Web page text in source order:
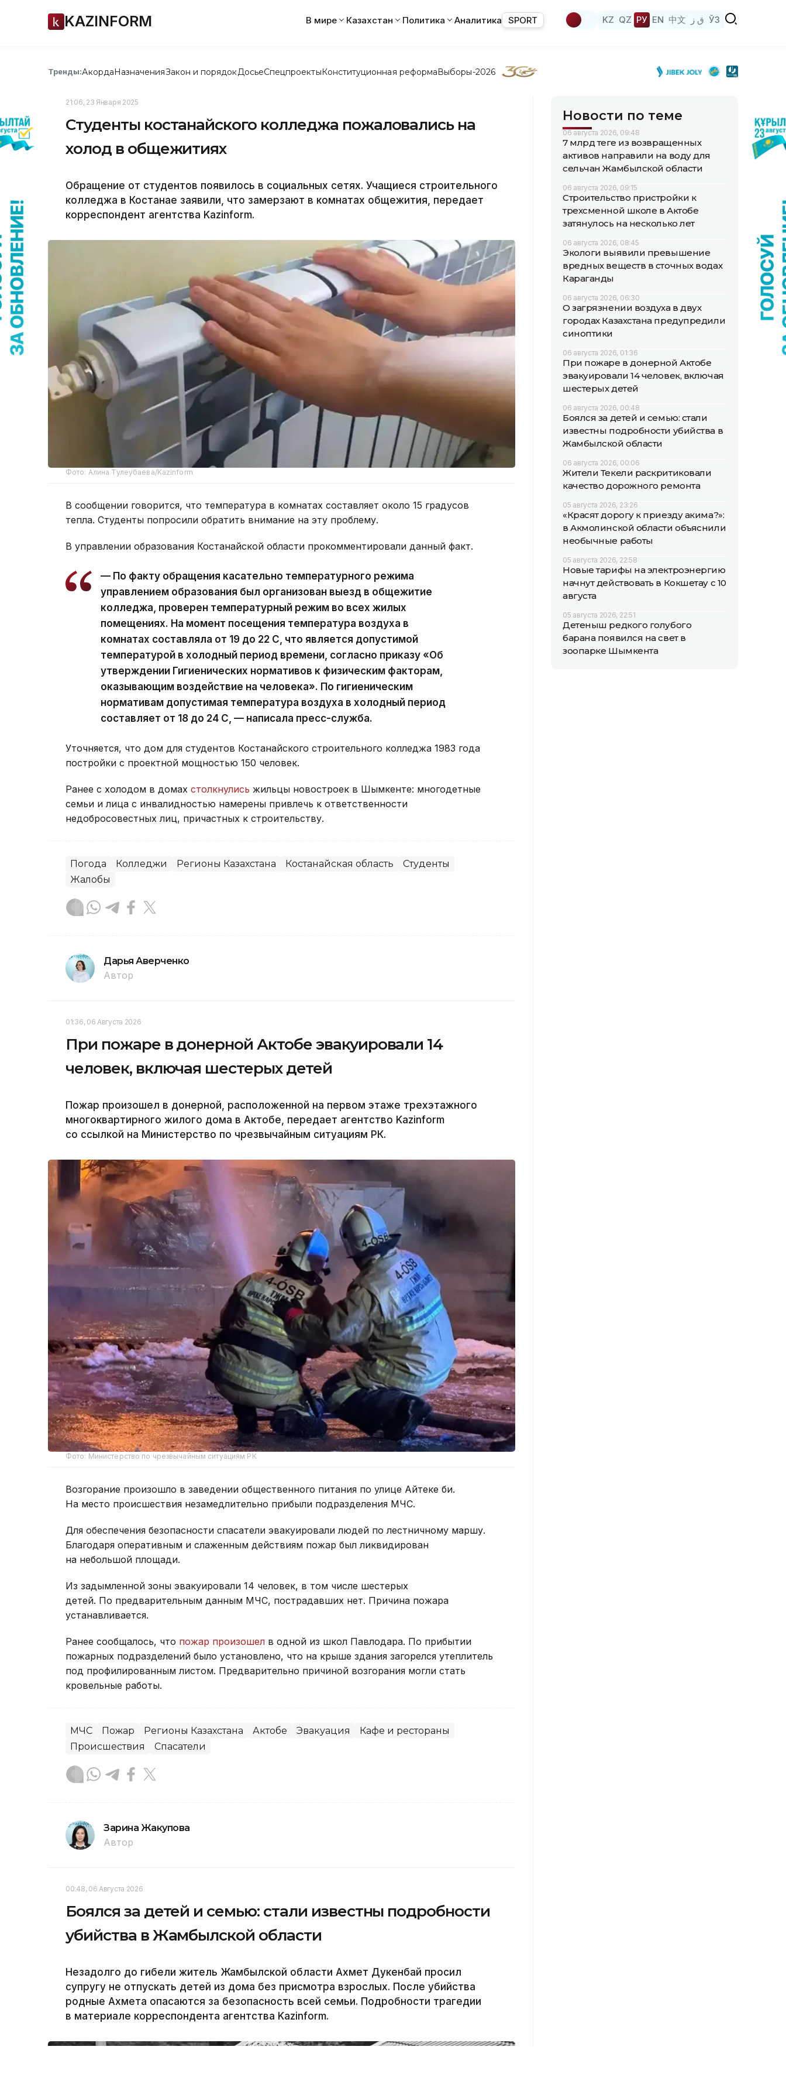
KAZINFORM В мире Казахстан Политика Аналитика SPORT KZ QZ РУ EN 中文 ق ز ЎЗ
Тренды:АкордаНазначенияЗакон и порядок ДосьеСпецпроектыКонституционная реформаВыборы-2026
21:06, 23 Января 2025
Студенты костанайского колледжа пожаловались на
холод в общежитиях
Обращение от студентов появилось в социальных сетях. Учащиеся строительного
колледжа в Костанае заявили, что замерзают в комнатах общежития, передает
корреспондент агентства Kazinform.
Фото: Алина Тулеубаева/Kazinform
В сообщении говорится, что температура в комнатах составляет около 15 градусов
тепла. Студенты попросили обратить внимание на эту проблему.
В управлении образования Костанайской области прокомментировали данный факт.
— По факту обращения касательно температурного режима
управлением образования был организован выезд в общежитие
колледжа, проверен температурный режим во всех жилых
помещениях. На момент посещения температура воздуха в
комнатах составляла от 19 до 22 С, что является допустимой
температурой в холодный период времени, согласно приказу «Об
утверждении Гигиенических нормативов к физическим факторам,
оказывающим воздействие на человека». По гигиеническим
нормативам допустимая температура воздуха в холодный период
составляет от 18 до 24 С, — написала пресс-служба.
Уточняется, что дом для студентов Костанайского строительного колледжа 1983 года
постройки с проектной мощностью 150 человек.
Ранее с холодом в домах столкнулись жильцы новостроек в Шымкенте: многодетные
семьи и лица с инвалидностью намерены привлечь к ответственности
недобросовестных лиц, причастных к строительству.
Погода Колледжи Регионы Казахстана Костанайская область
Студенты
Жалобы
Дарья Аверченко
Автор
01:36, 06 Августа 2026
При пожаре в донерной Актобе эвакуировали 14
человек, включая шестерых детей
Пожар произошел в донерной, расположенной на первом этаже трехэтажного
многоквартирного жилого дома в Актобе, передает агентство Kazinform
со ссылкой на Министерство по чрезвычайным ситуациям РК.
Фото: Министерство по чрезвычайным ситуациям РК
Возгорание произошло в заведении общественного питания по улице Айтеке би.
На место происшествия незамедлительно прибыли подразделения МЧС.
Для обеспечения безопасности спасатели эвакуировали людей по лестничному маршу.
Благодаря оперативным и слаженным действиям пожар был ликвидирован
на небольшой площади.
Из задымленной зоны эвакуировали 14 человек, в том числе шестерых
детей. По предварительным данным МЧС, пострадавших нет. Причина пожара
устанавливается.
Ранее сообщалось, что пожар произошел в одной из школ Павлодара. По прибытии
пожарных подразделений было установлено, что на крыше здания загорелся утеплитель
под профилированным листом. Предварительно причиной возгорания могли стать
кровельные работы.
МЧС Пожар Регионы Казахстана Актобе Эвакуация
Кафе и рестораны
Происшествия
Спасатели
Зарина Жакупова
Автор
00:48, 06 Августа 2026
Боялся за детей и семью: стали известны подробности
убийства в Жамбылской области
Незадолго до гибели житель Жамбылской области Ахмет Дукенбай просил
супругу не отпускать детей из дома без присмотра взрослых. После убийства
родные Ахмета опасаются за безопасность всей семьи. Подробности трагедии
в материале корреспондента агентства Kazinform.
Новости по теме
06 августа 2026, 09:48
7 млрд теңге из возвращенных
активов направили на воду для
сельчан Жамбылской области
06 августа 2026, 09:15
Строительство пристройки к
трехсменной школе в Актобе
затянулось на несколько лет
06 августа 2026, 08:45
Экологи выявили превышение
вредных веществ в сточных водах
Караганды
06 августа 2026, 06:30
О загрязнении воздуха в двух
городах Казахстана предупредили
синоптики
06 августа 2026, 01:36
При пожаре в донерной Актобе
эвакуировали 14 человек, включая
шестерых детей
06 августа 2026, 00:48
Боялся за детей и семью: стали
известны подробности убийства в
Жамбылской области
06 августа 2026, 00:06
Жители Текели раскритиковали
качество дорожного ремонта
05 августа 2026, 23:26
«Красят дорогу к приезду акима?»:
в Акмолинской области объяснили
необычные работы
05 августа 2026, 22:58
Новые тарифы на электроэнергию
начнут действовать в Кокшетау с 10
августа
05 августа 2026, 22:51
Детеныш редкого голубого
барана появился на свет в
зоопарке Шымкента